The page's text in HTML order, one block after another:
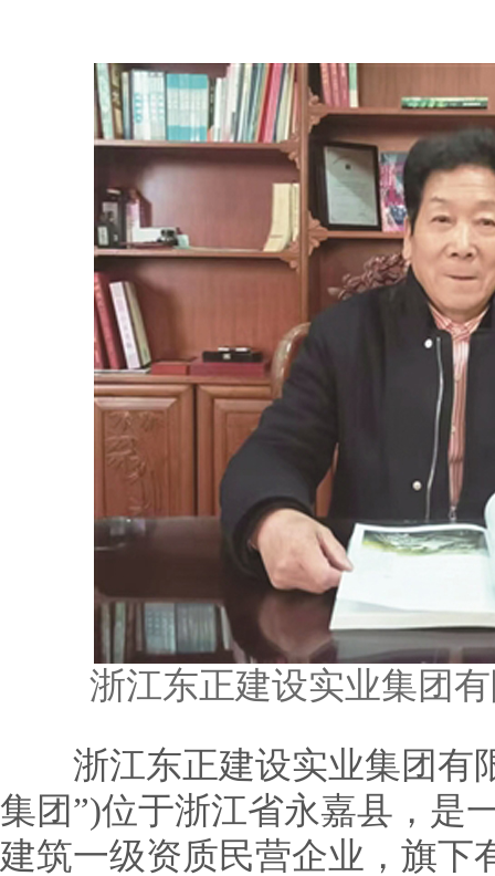
浙江东正建设实业集团
浙江东正建设实业集团有
集团”)位于浙江省永嘉县，是
建筑一级资质民营企业，旗下